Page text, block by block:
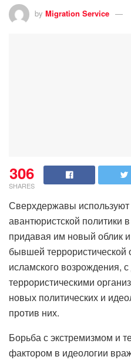
by Migration Service
306
SHARES
Сверхдержавы используют
авантюристской политики
придавая им новый облик
бывшей террористической
исламского возрождения,
террористическими
новых политических и
против них.
Борьба с экстремизмом и
фактором в идеологии